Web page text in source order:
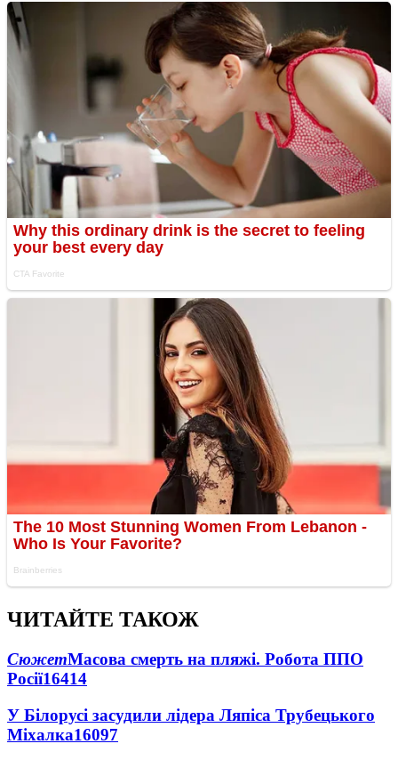
ЧИТАЙТЕ ТАКОЖ
СюжетМасова смерть на пляжі. Робота ППО
Росії16414
У Білорусі засудили лідера Ляпіса Трубецького
Міхалка16097